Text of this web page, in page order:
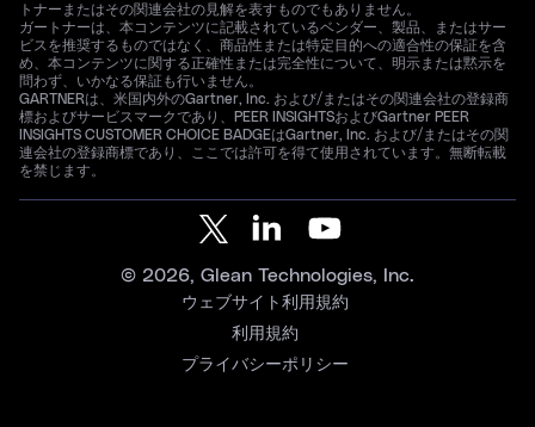
トナーまたはその関連会社の見解を表すものでもありません。
ガートナーは、本コンテンツに記載されているベンダー、製品、またはサー
ビスを推奨するものではなく、商品性または特定目的への適合性の保証を含
め、本コンテンツに関する正確性または完全性について、明示または黙示を
問わず、いかなる保証も行いません。
GARTNERは、米国内外のGartner, Inc. および/またはその関連会社の登録商
標およびサービスマークであり、PEER INSIGHTSおよびGartner PEER
INSIGHTS CUSTOMER CHOICE BADGEはGartner, Inc. および/またはその関
連会社の登録商標であり、ここでは許可を得て使用されています。無断転載
を禁じます。
© 2026, Glean Technologies, Inc.
ウェブサイト利用規約
利用規約
プライバシーポリシー